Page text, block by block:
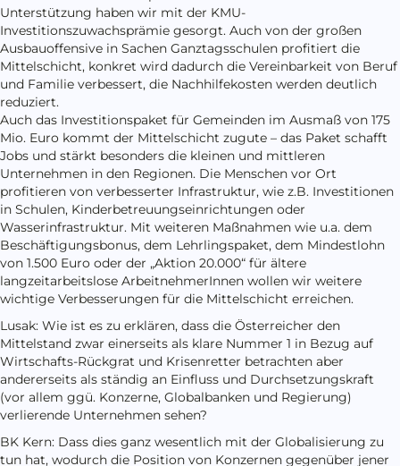
Unterstützung haben wir mit der KMU-
Investitionszuwachsprämie gesorgt. Auch von der großen
Ausbauoffensive in Sachen Ganztagsschulen profitiert die
Mittelschicht, konkret wird dadurch die Vereinbarkeit von Beruf
und Familie verbessert, die Nachhilfekosten werden deutlich
reduziert.
Auch das Investitionspaket für Gemeinden im Ausmaß von 175
Mio. Euro kommt der Mittelschicht zugute – das Paket schafft
Jobs und stärkt besonders die kleinen und mittleren
Unternehmen in den Regionen. Die Menschen vor Ort
profitieren von verbesserter Infrastruktur, wie z.B. Investitionen
in Schulen, Kinderbetreuungseinrichtungen oder
Wasserinfrastruktur. Mit weiteren Maßnahmen wie u.a. dem
Beschäftigungsbonus, dem Lehrlingspaket, dem Mindestlohn
von 1.500 Euro oder der „Aktion 20.000“ für ältere
langzeitarbeitslose ArbeitnehmerInnen wollen wir weitere
wichtige Verbesserungen für die Mittelschicht erreichen.
Lusak: Wie ist es zu erklären, dass die Österreicher den
Mittelstand zwar einerseits als klare Nummer 1 in Bezug auf
Wirtschafts-Rückgrat und Krisenretter betrachten aber
andererseits als ständig an Einfluss und Durchsetzungskraft
(vor allem ggü. Konzerne, Globalbanken und Regierung)
verlierende Unternehmen sehen?
BK Kern: Dass dies ganz wesentlich mit der Globalisierung zu
tun hat, wodurch die Position von Konzernen gegenüber jener